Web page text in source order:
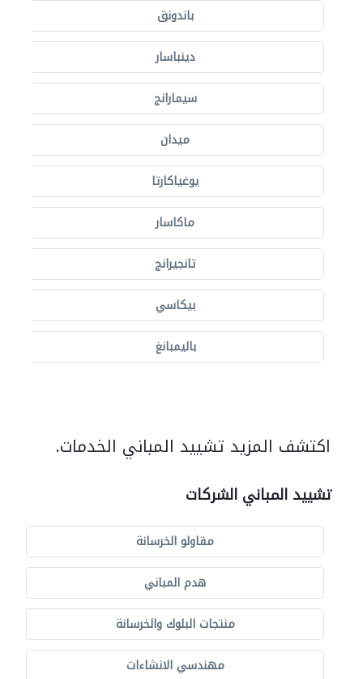
باندونق
دينباسار
سيمارانج
ميدان
يوغياكارتا
ماكاسار
تانجيرانج
بيكاسي
باليمبانغ
اكتشف المزيد تشييد المباني الخدمات.
تشييد المباني الشركات
مقاولو الخرسانة
هدم المباني
منتجات البلوك والخرسانة
مهندسي الانشاءات